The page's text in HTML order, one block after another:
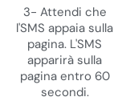
3- Attendi che
l'SMS appaia sulla
pagina. L'SMS
apparirà sulla
pagina entro 60
secondi.